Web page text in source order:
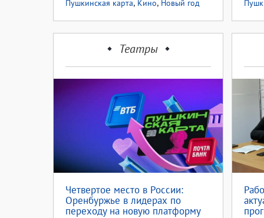
Пушкинская карта, Кино, Новый год
Театры
Четвертое место в России:
Оренбуржье в лидерах по
переходу на новую платформу